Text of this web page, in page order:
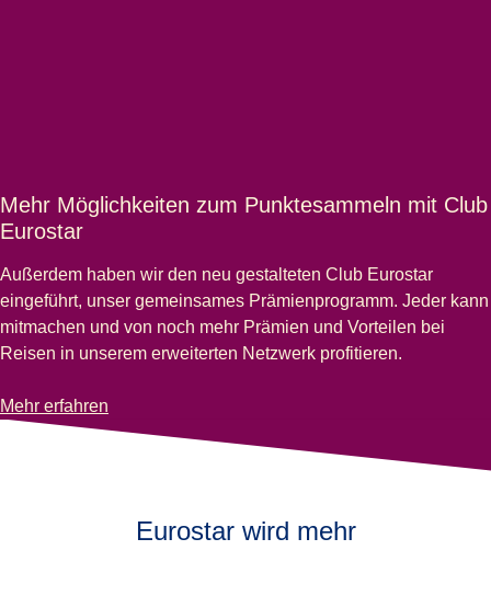
Mehr Möglichkeiten zum Punktesammeln mit Club
Eurostar
Außerdem haben wir den neu gestalteten Club Eurostar
eingeführt, unser gemeinsames Prämienprogramm. Jeder kann
mitmachen und von noch mehr Prämien und Vorteilen bei
Reisen in unserem erweiterten Netzwerk profitieren.
Mehr erfahren
-Mehr Möglichkeiten zum Punktesammeln mit Club Eurostar
Eurostar wird mehr